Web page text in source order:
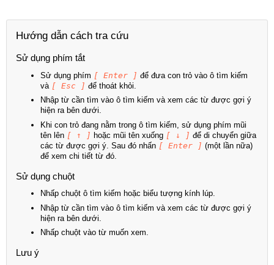
Hướng dẫn cách tra cứu
Sử dụng phím tắt
Sử dụng phím [ Enter ] để đưa con trỏ vào ô tìm kiếm
và [ Esc ] để thoát khỏi.
Nhập từ cần tìm vào ô tìm kiếm và xem các từ được gợi ý
hiện ra bên dưới.
Khi con trỏ đang nằm trong ô tìm kiếm, sử dụng phím mũi
tên lên [ ↑ ] hoặc mũi tên xuống [ ↓ ] để di chuyển giữa
các từ được gợi ý. Sau đó nhấn [ Enter ] (một lần nữa)
để xem chi tiết từ đó.
Sử dụng chuột
Nhấp chuột ô tìm kiếm hoặc biểu tượng kính lúp.
Nhập từ cần tìm vào ô tìm kiếm và xem các từ được gợi ý
hiện ra bên dưới.
Nhấp chuột vào từ muốn xem.
Lưu ý